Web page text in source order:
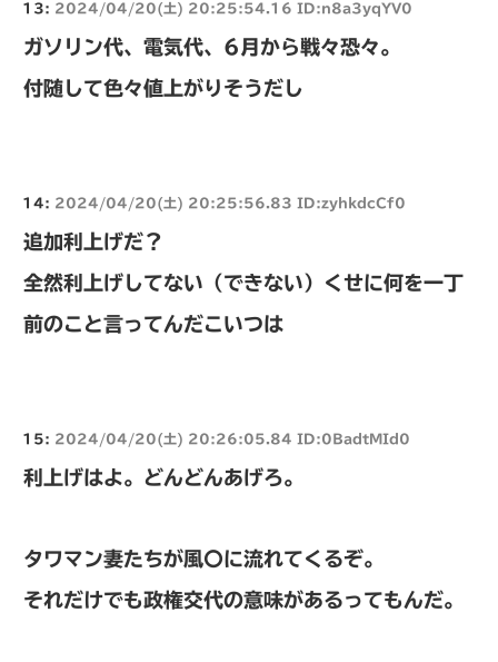
13: 2024/04/20(土) 20:25:54.16 ID:n8a3yqYV0
ガソリン代、電気代、6月から戦々恐々。
付随して色々値上がりそうだし
14: 2024/04/20(土) 20:25:56.83 ID:zyhkdcCf0
追加利上げだ？
全然利上げしてない（できない）くせに何を一丁
前のこと言ってんだこいつは
15: 2024/04/20(土) 20:26:05.84 ID:0BadtMId0
利上げはよ。どんどんあげろ。
タワマン妻たちが風〇に流れてくるぞ。
それだけでも政権交代の意味があるってもんだ。